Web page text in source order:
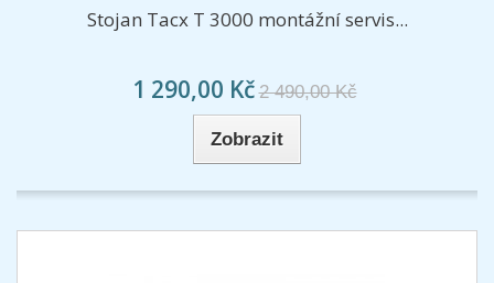
Stojan Tacx T 3000 montážní servis...
1 290,00 Kč 2 490,00 Kč
Zobrazit